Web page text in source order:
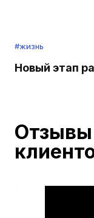
#жизнь
Новый этап